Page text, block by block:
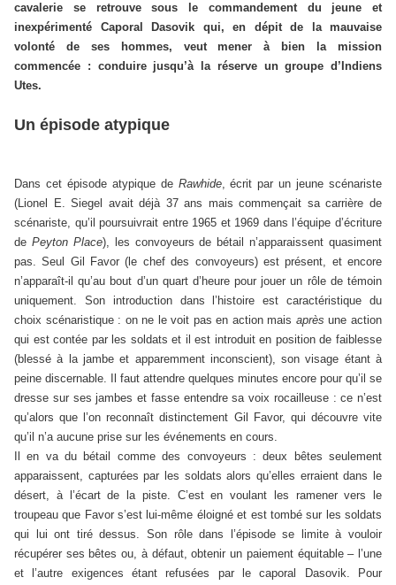
cavalerie se retrouve sous le commandement du jeune et
inexpérimenté Caporal Dasovik qui, en dépit de la mauvaise
volonté de ses hommes, veut mener à bien la mission
commencée : conduire jusqu’à la réserve un groupe d’Indiens
Utes.
Un épisode atypique
Dans cet épisode atypique de Rawhide, écrit par un jeune scénariste
(Lionel E. Siegel avait déjà 37 ans mais commençait sa carrière de
scénariste, qu’il poursuivrait entre 1965 et 1969 dans l’équipe d’écriture
de Peyton Place), les convoyeurs de bétail n’apparaissent quasiment
pas. Seul Gil Favor (le chef des convoyeurs) est présent, et encore
n’apparaît-il qu’au bout d’un quart d’heure pour jouer un rôle de témoin
uniquement. Son introduction dans l’histoire est caractéristique du
choix scénaristique : on ne le voit pas en action mais après une action
qui est contée par les soldats et il est introduit en position de faiblesse
(blessé à la jambe et apparemment inconscient), son visage étant à
peine discernable. Il faut attendre quelques minutes encore pour qu’il se
dresse sur ses jambes et fasse entendre sa voix rocailleuse : ce n’est
qu’alors que l’on reconnaît distinctement Gil Favor, qui découvre vite
qu’il n’a aucune prise sur les événements en cours.
Il en va du bétail comme des convoyeurs : deux bêtes seulement
apparaissent, capturées par les soldats alors qu’elles erraient dans le
désert, à l’écart de la piste. C’est en voulant les ramener vers le
troupeau que Favor s’est lui-même éloigné et est tombé sur les soldats
qui lui ont tiré dessus. Son rôle dans l’épisode se limite à vouloir
récupérer ses bêtes ou, à défaut, obtenir un paiement équitable – l’une
et l’autre exigences étant refusées par le caporal Dasovik. Pour